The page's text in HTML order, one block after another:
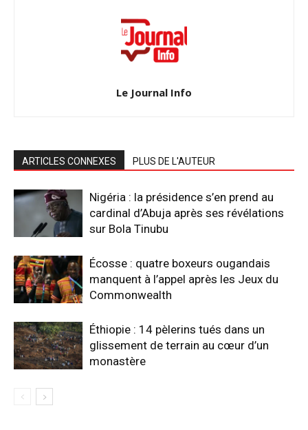
Le Journal Info
ARTICLES CONNEXES PLUS DE L'AUTEUR
Nigéria : la présidence s’en prend au
cardinal d’Abuja après ses révélations
sur Bola Tinubu
Écosse : quatre boxeurs ougandais
manquent à l’appel après les Jeux du
Commonwealth
Éthiopie : 14 pèlerins tués dans un
glissement de terrain au cœur d’un
monastère